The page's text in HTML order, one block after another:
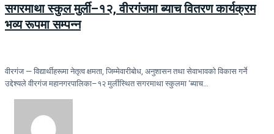
सगरमाथा स्कुल मुर्ली–१२, वीरगंजमा ब्याच वितरण कार्यक्रम
भव्य रूपमा सम्पन्न
वीरगंज — विद्यार्थीहरूमा नेतृत्व क्षमता, जिम्मेवारीबोध, अनुशासन तथा सेवाभावको विकास गर्ने
उद्देश्यले वीरगंज महानगरपालिका–१२ मुर्लीस्थित सगरमाथा स्कुलमा ‘ब्याच…